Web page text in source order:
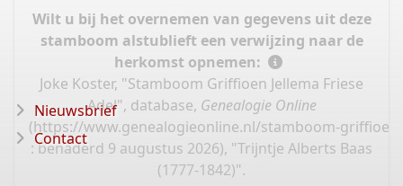
Wilt u bij het overnemen van gegevens uit deze
stamboom alstublieft een verwijzing naar de
herkomst opnemen:
Joke Koster, "Stamboom Griffioen Jellema Friese
Adel", database, Genealogie Online
(https://www.genealogieonline.nl/stamboom-
: benaderd 9 augustus 2026), "Trijntje Alberts Baas
(1777-1842)".
Nieuwsbrief
Contact